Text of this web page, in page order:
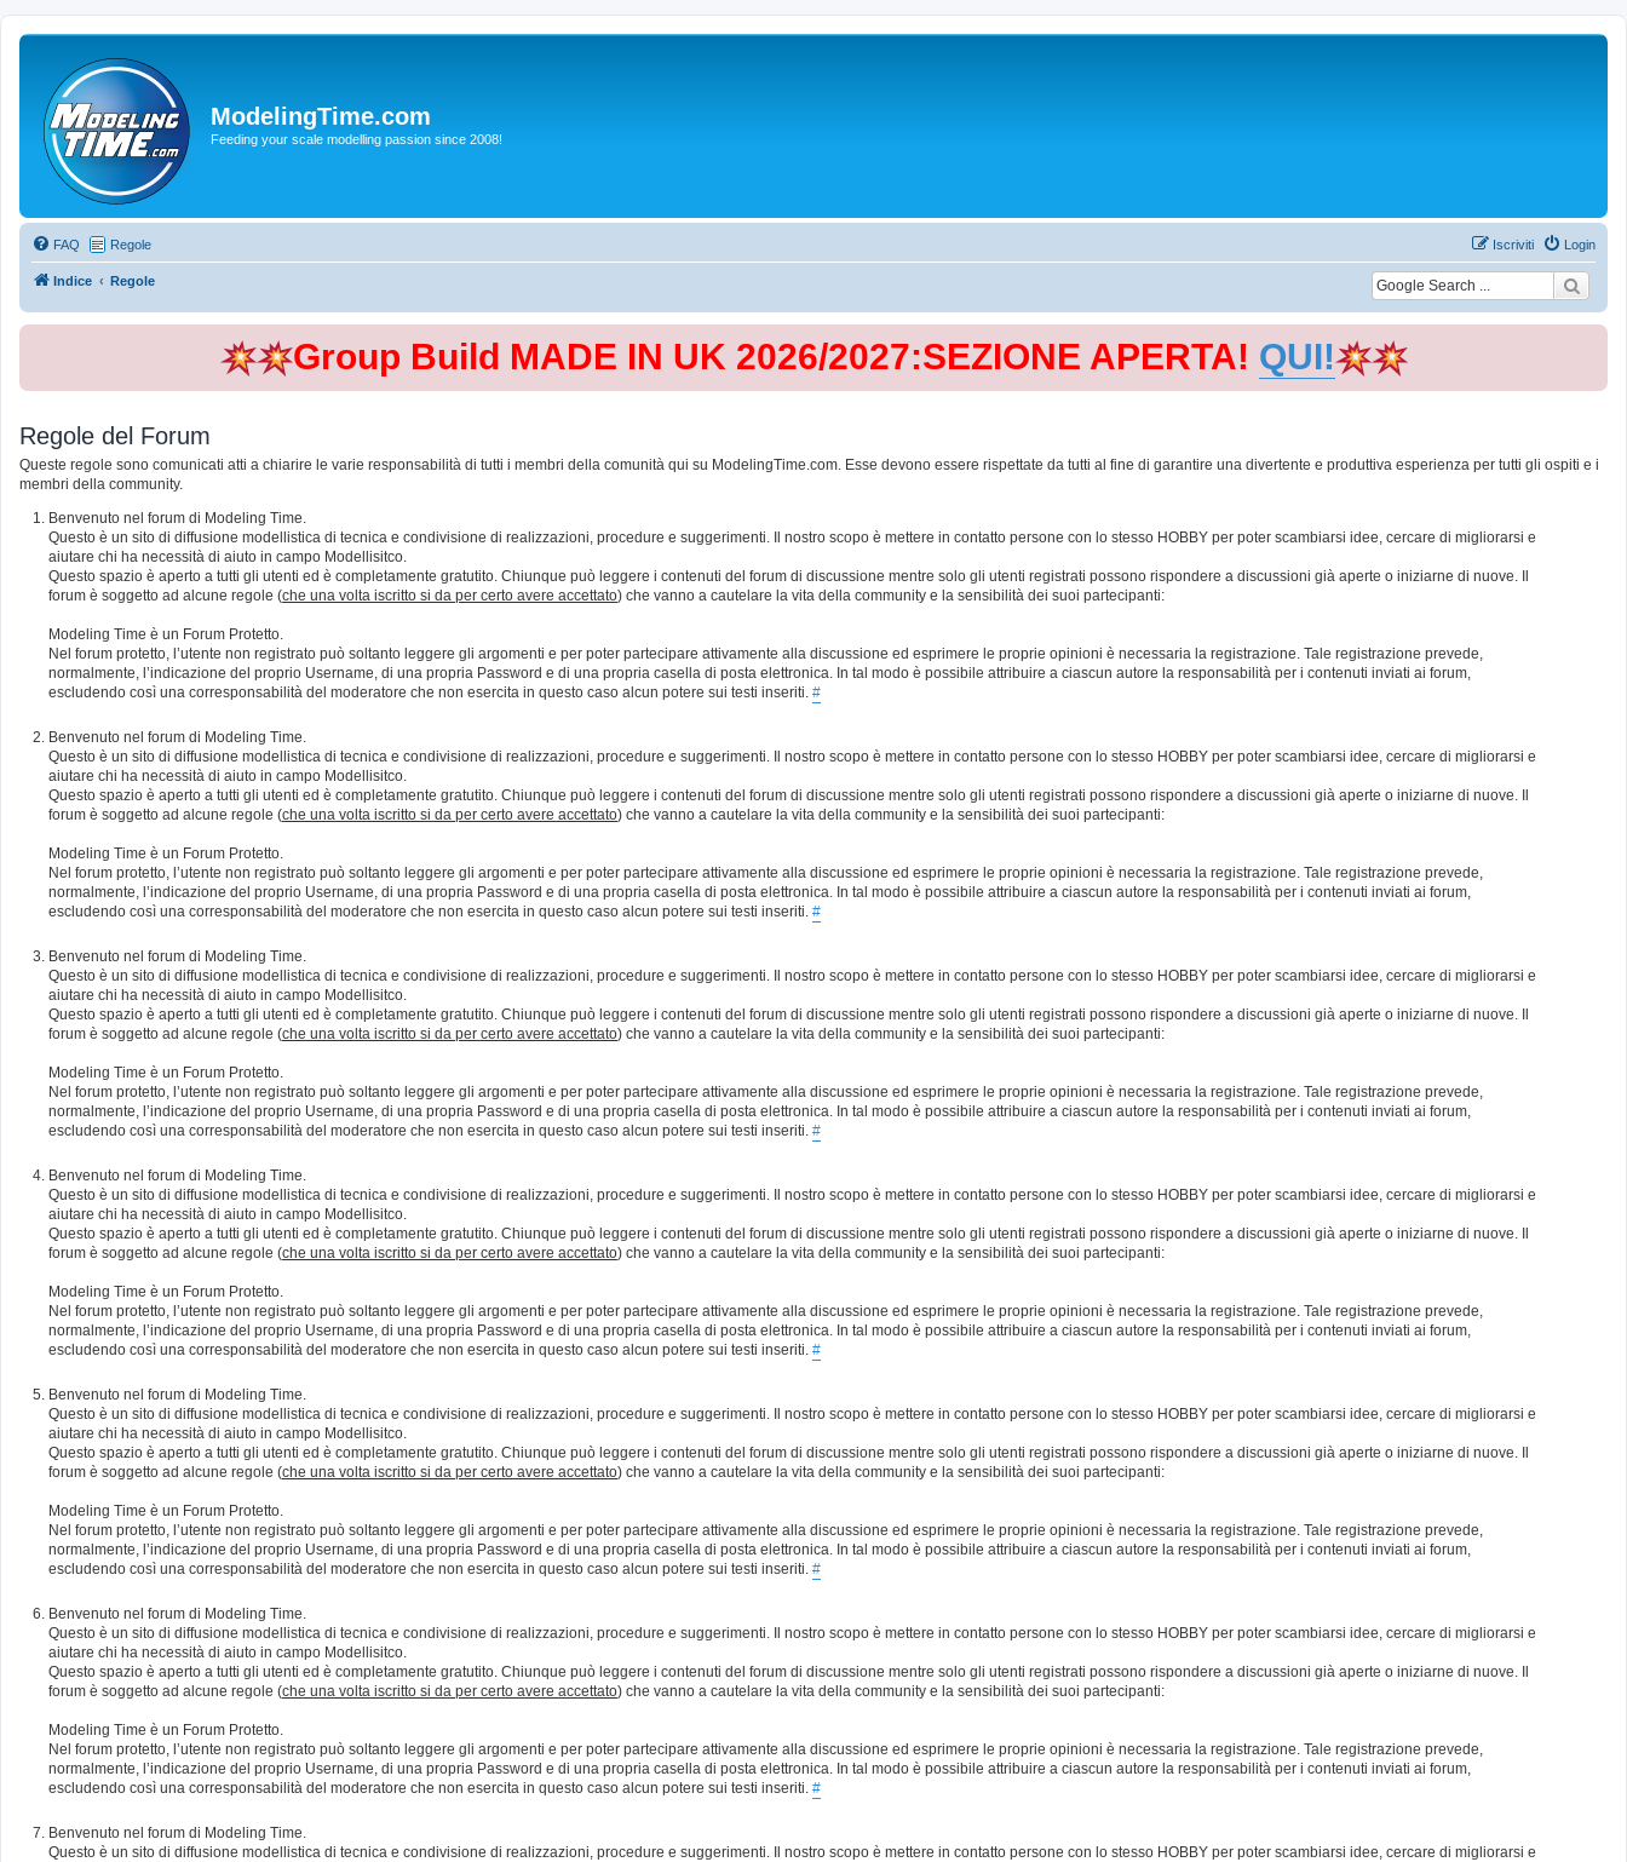
ModelingTime.com
Feeding your scale modelling passion since 2008!
FAQ Regole Login
Iscriviti
Indice Regole
Group Build MADE IN UK 2026/2027:SEZIONE APERTA! QUI!
Regole del Forum
Queste regole sono comunicati atti a chiarire le varie responsabilità di tutti i membri della comunità qui su ModelingTime.com. Esse devono essere rispettate da tutti al fine di garantire una divertente e produttiva esperienza per tutti gli ospiti e i
membri della community.
Benvenuto nel forum di Modeling Time.
Questo è un sito di diffusione modellistica di tecnica e condivisione di realizzazioni, procedure e suggerimenti. Il nostro scopo è mettere in contatto persone con lo stesso HOBBY per poter scambiarsi idee, cercare di migliorarsi e
aiutare chi ha necessità di aiuto in campo Modellisitco.
Questo spazio è aperto a tutti gli utenti ed è completamente gratutito. Chiunque può leggere i contenuti del forum di discussione mentre solo gli utenti registrati possono rispondere a discussioni già aperte o iniziarne di nuove. Il
forum è soggetto ad alcune regole (che una volta iscritto si da per certo avere accettato) che vanno a cautelare la vita della community e la sensibilità dei suoi partecipanti:
Modeling Time è un Forum Protetto.
Nel forum protetto, l’utente non registrato può soltanto leggere gli argomenti e per poter partecipare attivamente alla discussione ed esprimere le proprie opinioni è necessaria la registrazione. Tale registrazione prevede,
normalmente, l’indicazione del proprio Username, di una propria Password e di una propria casella di posta elettronica. In tal modo è possibile attribuire a ciascun autore la responsabilità per i contenuti inviati ai forum,
escludendo così una corresponsabilità del moderatore che non esercita in questo caso alcun potere sui testi inseriti. #
Benvenuto nel forum di Modeling Time.
Questo è un sito di diffusione modellistica di tecnica e condivisione di realizzazioni, procedure e suggerimenti. Il nostro scopo è mettere in contatto persone con lo stesso HOBBY per poter scambiarsi idee, cercare di migliorarsi e
aiutare chi ha necessità di aiuto in campo Modellisitco.
Questo spazio è aperto a tutti gli utenti ed è completamente gratutito. Chiunque può leggere i contenuti del forum di discussione mentre solo gli utenti registrati possono rispondere a discussioni già aperte o iniziarne di nuove. Il
forum è soggetto ad alcune regole (che una volta iscritto si da per certo avere accettato) che vanno a cautelare la vita della community e la sensibilità dei suoi partecipanti:
Modeling Time è un Forum Protetto.
Nel forum protetto, l’utente non registrato può soltanto leggere gli argomenti e per poter partecipare attivamente alla discussione ed esprimere le proprie opinioni è necessaria la registrazione. Tale registrazione prevede,
normalmente, l’indicazione del proprio Username, di una propria Password e di una propria casella di posta elettronica. In tal modo è possibile attribuire a ciascun autore la responsabilità per i contenuti inviati ai forum,
escludendo così una corresponsabilità del moderatore che non esercita in questo caso alcun potere sui testi inseriti. #
Benvenuto nel forum di Modeling Time.
Questo è un sito di diffusione modellistica di tecnica e condivisione di realizzazioni, procedure e suggerimenti. Il nostro scopo è mettere in contatto persone con lo stesso HOBBY per poter scambiarsi idee, cercare di migliorarsi e
aiutare chi ha necessità di aiuto in campo Modellisitco.
Questo spazio è aperto a tutti gli utenti ed è completamente gratutito. Chiunque può leggere i contenuti del forum di discussione mentre solo gli utenti registrati possono rispondere a discussioni già aperte o iniziarne di nuove. Il
forum è soggetto ad alcune regole (che una volta iscritto si da per certo avere accettato) che vanno a cautelare la vita della community e la sensibilità dei suoi partecipanti:
Modeling Time è un Forum Protetto.
Nel forum protetto, l’utente non registrato può soltanto leggere gli argomenti e per poter partecipare attivamente alla discussione ed esprimere le proprie opinioni è necessaria la registrazione. Tale registrazione prevede,
normalmente, l’indicazione del proprio Username, di una propria Password e di una propria casella di posta elettronica. In tal modo è possibile attribuire a ciascun autore la responsabilità per i contenuti inviati ai forum,
escludendo così una corresponsabilità del moderatore che non esercita in questo caso alcun potere sui testi inseriti. #
Benvenuto nel forum di Modeling Time.
Questo è un sito di diffusione modellistica di tecnica e condivisione di realizzazioni, procedure e suggerimenti. Il nostro scopo è mettere in contatto persone con lo stesso HOBBY per poter scambiarsi idee, cercare di migliorarsi e
aiutare chi ha necessità di aiuto in campo Modellisitco.
Questo spazio è aperto a tutti gli utenti ed è completamente gratutito. Chiunque può leggere i contenuti del forum di discussione mentre solo gli utenti registrati possono rispondere a discussioni già aperte o iniziarne di nuove. Il
forum è soggetto ad alcune regole (che una volta iscritto si da per certo avere accettato) che vanno a cautelare la vita della community e la sensibilità dei suoi partecipanti:
Modeling Time è un Forum Protetto.
Nel forum protetto, l’utente non registrato può soltanto leggere gli argomenti e per poter partecipare attivamente alla discussione ed esprimere le proprie opinioni è necessaria la registrazione. Tale registrazione prevede,
normalmente, l’indicazione del proprio Username, di una propria Password e di una propria casella di posta elettronica. In tal modo è possibile attribuire a ciascun autore la responsabilità per i contenuti inviati ai forum,
escludendo così una corresponsabilità del moderatore che non esercita in questo caso alcun potere sui testi inseriti. #
Benvenuto nel forum di Modeling Time.
Questo è un sito di diffusione modellistica di tecnica e condivisione di realizzazioni, procedure e suggerimenti. Il nostro scopo è mettere in contatto persone con lo stesso HOBBY per poter scambiarsi idee, cercare di migliorarsi e
aiutare chi ha necessità di aiuto in campo Modellisitco.
Questo spazio è aperto a tutti gli utenti ed è completamente gratutito. Chiunque può leggere i contenuti del forum di discussione mentre solo gli utenti registrati possono rispondere a discussioni già aperte o iniziarne di nuove. Il
forum è soggetto ad alcune regole (che una volta iscritto si da per certo avere accettato) che vanno a cautelare la vita della community e la sensibilità dei suoi partecipanti:
Modeling Time è un Forum Protetto.
Nel forum protetto, l’utente non registrato può soltanto leggere gli argomenti e per poter partecipare attivamente alla discussione ed esprimere le proprie opinioni è necessaria la registrazione. Tale registrazione prevede,
normalmente, l’indicazione del proprio Username, di una propria Password e di una propria casella di posta elettronica. In tal modo è possibile attribuire a ciascun autore la responsabilità per i contenuti inviati ai forum,
escludendo così una corresponsabilità del moderatore che non esercita in questo caso alcun potere sui testi inseriti. #
Benvenuto nel forum di Modeling Time.
Questo è un sito di diffusione modellistica di tecnica e condivisione di realizzazioni, procedure e suggerimenti. Il nostro scopo è mettere in contatto persone con lo stesso HOBBY per poter scambiarsi idee, cercare di migliorarsi e
aiutare chi ha necessità di aiuto in campo Modellisitco.
Questo spazio è aperto a tutti gli utenti ed è completamente gratutito. Chiunque può leggere i contenuti del forum di discussione mentre solo gli utenti registrati possono rispondere a discussioni già aperte o iniziarne di nuove. Il
forum è soggetto ad alcune regole (che una volta iscritto si da per certo avere accettato) che vanno a cautelare la vita della community e la sensibilità dei suoi partecipanti:
Modeling Time è un Forum Protetto.
Nel forum protetto, l’utente non registrato può soltanto leggere gli argomenti e per poter partecipare attivamente alla discussione ed esprimere le proprie opinioni è necessaria la registrazione. Tale registrazione prevede,
normalmente, l’indicazione del proprio Username, di una propria Password e di una propria casella di posta elettronica. In tal modo è possibile attribuire a ciascun autore la responsabilità per i contenuti inviati ai forum,
escludendo così una corresponsabilità del moderatore che non esercita in questo caso alcun potere sui testi inseriti. #
Benvenuto nel forum di Modeling Time.
Questo è un sito di diffusione modellistica di tecnica e condivisione di realizzazioni, procedure e suggerimenti. Il nostro scopo è mettere in contatto persone con lo stesso HOBBY per poter scambiarsi idee, cercare di migliorarsi e